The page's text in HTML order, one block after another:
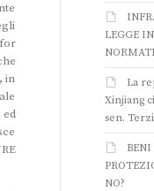
in
LEGGE
La
Xinjiang
sen. Terzi
BENI
NO?